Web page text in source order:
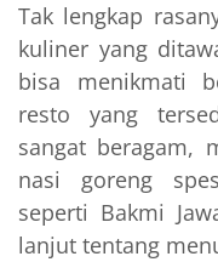
Tak lengkap
kuliner yang
bisa menikmati
resto yang
sangat beragam,
nasi goreng
seperti Bakmi
lanjut tentang